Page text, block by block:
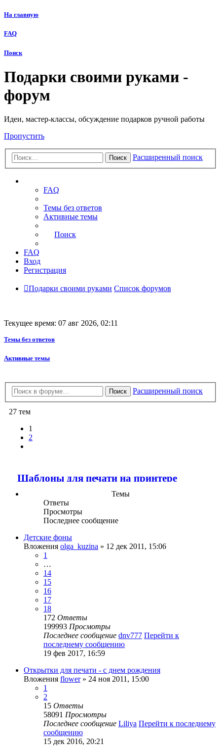
На главную
FAQ
Поиск
Подарки своими руками -
форум
Идеи, мастер-классы, обсуждение подарков ручной работы
Пропустить
Поиск Расширенный поиск
FAQ
Темы без ответов
Активные темы
Поиск
FAQ
Вход
Регистрация
Подарки своими руками Список форумов
Текущее время: 07 авг 2026, 02:11
Темы без ответов
Активные темы
Поиск Расширенный поиск
27 тем
1
2
Шаблоны для печати на принтере
Темы
Ответы
Просмотры
Последнее сообщение
Детские фоны
Вложения olga_kuzina » 12 дек 2011, 15:06
1
…
14
15
16
17
18
172 Ответы
199993 Просмотры
Последнее сообщение dnv777 Перейти к
последнему сообщению
19 фев 2017, 16:59
Открытки для печати - с днем рождения
Вложения flower» 24 ноя 2011, 15:00
1
2
15 Ответы
58091 Просмотры
Последнее сообщение Liliya Перейти к последнему
сообщению
15 дек 2016, 20:21